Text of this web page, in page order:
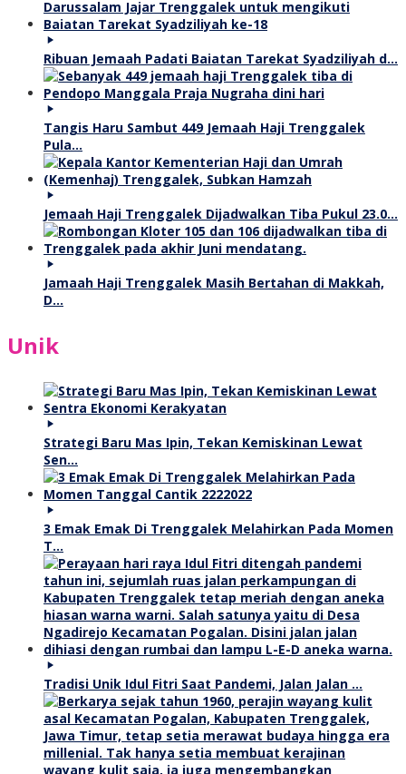
Ribuan Jemaah Padati Baiatan Tarekat Syadziliyah d…
Tangis Haru Sambut 449 Jemaah Haji Trenggalek
Pula…
Jemaah Haji Trenggalek Dijadwalkan Tiba Pukul 23.0…
Jamaah Haji Trenggalek Masih Bertahan di Makkah,
D…
Unik
Strategi Baru Mas Ipin, Tekan Kemiskinan Lewat
Sen…
3 Emak Emak Di Trenggalek Melahirkan Pada Momen
T…
Tradisi Unik Idul Fitri Saat Pandemi, Jalan Jalan …